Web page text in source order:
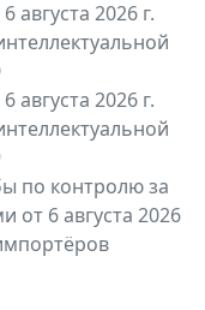
2026 г.
2026 г.
по контролю за
6 августа 2026